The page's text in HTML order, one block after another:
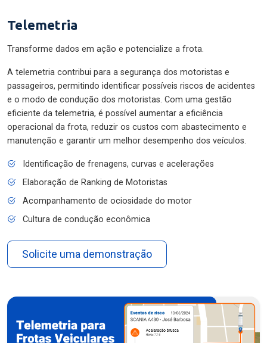
Telemetria
Transforme dados em ação e potencialize a frota.
A telemetria contribui para a segurança dos motoristas e
passageiros, permitindo identificar possíveis riscos de acidentes
e o modo de condução dos motoristas. Com uma gestão
eficiente da telemetria, é possível aumentar a eficiência
operacional da frota, reduzir os custos com abastecimento e
manutenção e garantir um melhor desempenho dos veículos.
Identificação de frenagens, curvas e acelerações
Elaboração de Ranking de Motoristas
Acompanhamento de ociosidade do motor
Cultura de condução econômica
Solicite uma demonstração